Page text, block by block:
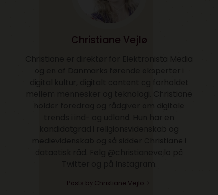
Christiane Vejlø
Posts by Christiane Vejlø